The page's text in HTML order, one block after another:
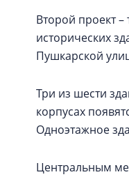
Второй проект
исторических
Пушкарской
Три из шести
корпусах
Одноэтажное
Центральным